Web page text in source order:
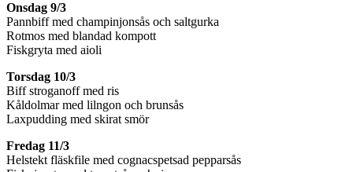
Onsdag 9/3
Pannbiff med champinjonsås och saltgurka
Rotmos med blandad kompott
Fiskgryta med aioli
Torsdag 10/3
Biff stroganoff med ris
Kåldolmar med lilngon och brunsås
Laxpudding med skirat smör
Fredag 11/3
Helstekt fläskfile med cognacspetsad pepparsås